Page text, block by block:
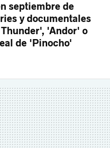
septiembre de
y documentales
'Andor' o
de 'Pinocho'